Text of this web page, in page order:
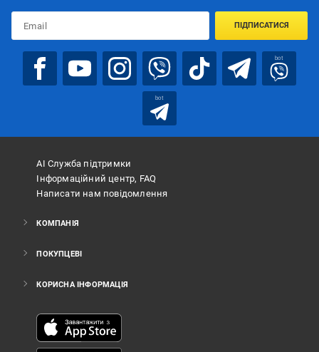
ПІДПИСАТИСЯ
bot
bot
АІ Служба підтримки
Інформаційний центр, FAQ
Написати нам повідомлення
КОМПАНІЯ
ПОКУПЦЕВІ
КОРИСНА ІНФОРМАЦІЯ